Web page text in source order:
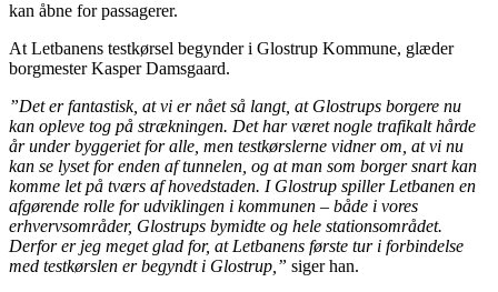
kan åbne for passagerer.
At Letbanens testkørsel begynder i Glostrup Kommune, glæder
borgmester Kasper Damsgaard.
”Det er fantastisk, at vi er nået så langt, at Glostrups borgere nu
kan opleve tog på strækningen. Det har været nogle trafikalt hårde
år under byggeriet for alle, men testkørslerne vidner om, at vi nu
kan se lyset for enden af tunnelen, og at man som borger snart kan
komme let på tværs af hovedstaden. I Glostrup spiller Letbanen en
afgørende rolle for udviklingen i kommunen – både i vores
erhvervsområder, Glostrups bymidte og hele stationsområdet.
Derfor er jeg meget glad for, at Letbanens første tur i forbindelse
med testkørslen er begyndt i Glostrup,” siger han.